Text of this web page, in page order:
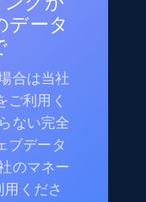
データ
合は当社
ご利用く
ない完全
ブデータ
のマネー
くださ